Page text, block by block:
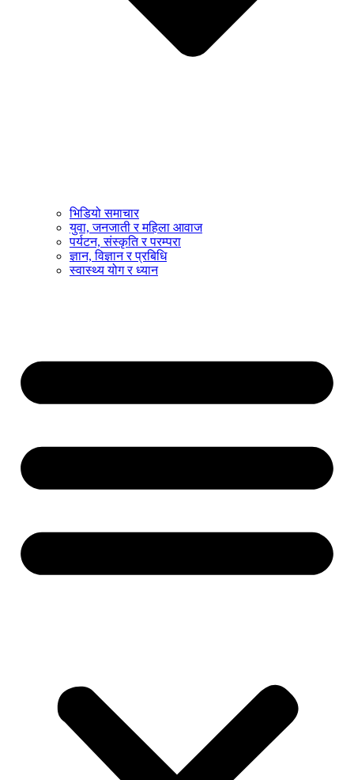
भिडियो समाचार
युवा, जनजाती र महिला आवाज
पर्यटन, संस्कृति र परम्परा
ज्ञान, विज्ञान र प्रबिधि
स्वास्थ्य योग र ध्यान